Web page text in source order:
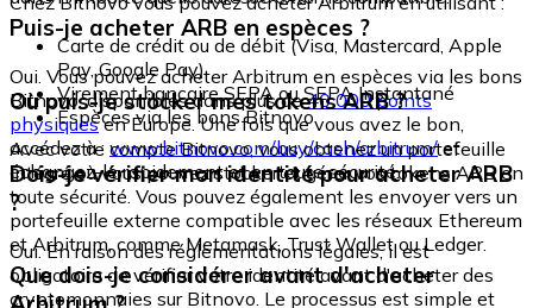
Carte de crédit ou de débit (Visa, Mastercard, Apple
Pay, Google Pay)
Virement bancaire SEPA ou SEPA Instantané
Espèces via les bons Bitnovo
Puis-je acheter ARB en espèces ?
Oui. Vous pouvez acheter Arbitrum en espèces via les bons
Bitnovo, disponibles dans plus de40 000 points
physiquesen Europe. Une fois que vous avez le bon,
accédez à : www.bitnovo.com/buy/cash/arbitrum/et
échangez-le rapidement et en toute sécurité.
Où puis-je stocker mes tokens ARB ?
Avec votre compte Bitnovo, vous obtenez un portefeuille
intégré où vous pouvez stocker et gérer vos tokens ARB en
toute sécurité. Vous pouvez également les envoyer vers un
portefeuille externe compatible avec les réseaux Ethereum
et Arbitrum, comme Metamask, Trust Wallet ou Ledger.
Dois-je vérifier mon identité pour acheter ARB
?
Oui. En raison des réglementations légales, il est
obligatoire de vérifier votre identité avant d'acheter des
cryptomonnaies sur Bitnovo. Le processus est simple et
Que dois-je considérer avant d'acheter